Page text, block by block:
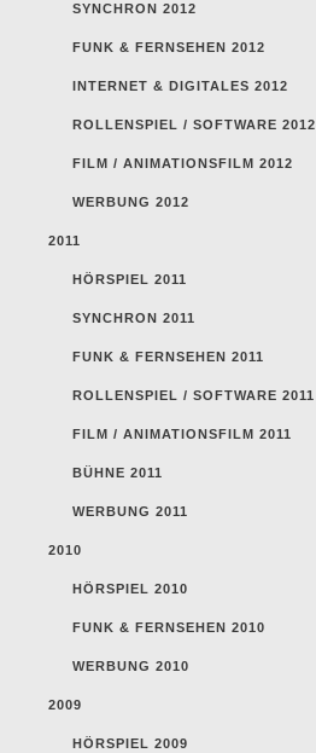
SYNCHRON 2012
FUNK & FERNSEHEN 2012
INTERNET & DIGITALES 2012
ROLLENSPIEL / SOFTWARE 2012
FILM / ANIMATIONSFILM 2012
WERBUNG 2012
2011
HÖRSPIEL 2011
SYNCHRON 2011
FUNK & FERNSEHEN 2011
ROLLENSPIEL / SOFTWARE 2011
FILM / ANIMATIONSFILM 2011
BÜHNE 2011
WERBUNG 2011
2010
HÖRSPIEL 2010
FUNK & FERNSEHEN 2010
WERBUNG 2010
2009
HÖRSPIEL 2009